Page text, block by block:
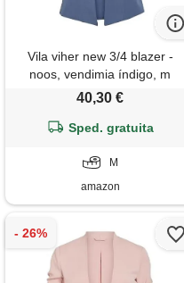
Vila viher new 3/4 blazer -
noos, vendimia índigo, m
40,30 €
Sped. gratuita
M
amazon